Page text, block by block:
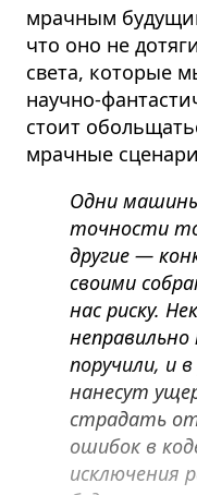
мрачным
что оно не
света, которые
научно-
стоит
мрачные
Одни
точности
другие —
своими
нас риску.
поручили, и
нанесут
страдать от
ошибок в
исключения